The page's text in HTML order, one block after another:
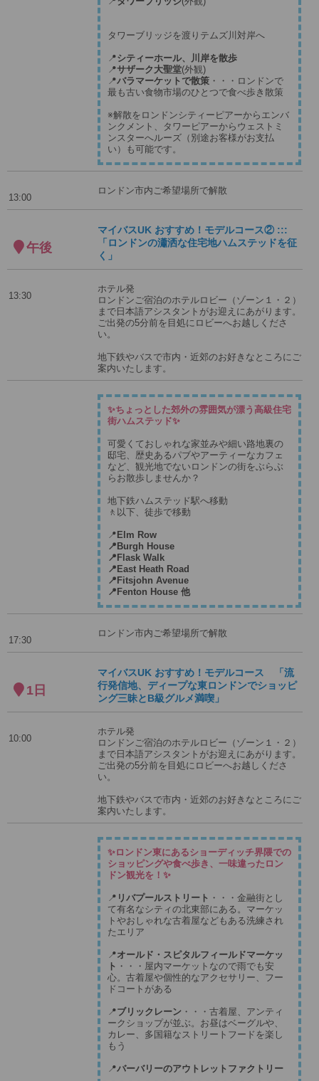
タワーブリッジを渡りテムズ川対岸へ
📍シティーホール、川岸を散歩
📍サザーク大聖堂(外観)
📍バラマーケットで散策 ・・・ロンドンで
最も古い食物市場のひとつで食べ歩き散策
※解散をロンドンシティーピアーからエンバ
ンクメント、タワーピアーからウェストミ
ンスターへルーズ（別途お客様がお支払
い）も可能です。
13:00
ロンドン市内ご希望場所で解散
午後
マイバスUK おすすめ！モデルコース② :::
「ロンドンの瀟洒な住宅地ハムステッドを征
く」
13:30
ホテル発
ロンドンご宿泊のホテルロビー（ゾーン１・２）
まで日本語アシスタントがお迎えにあがります。
ご出発の5分前を目処にロビーへお越しくださ
い。
地下鉄やバスで市内・近郊のお好きなところにご
案内いたします。
✨ちょっとした郊外の雰囲気が漂う高級住宅
街ハムステッド✨
可愛くておしゃれな家並みや細い路地裏の
邸宅、歴史あるパブやアーティーなカフェ
など、観光地でないロンドンの街をぶらぶ
らお散歩しませんか？
地下鉄ハムステッド駅へ移動
🚶以下、徒歩で移動
📍 Elm Row
📍Burgh House
📍Flask Walk
📍East Heath Road
📍Fitsjohn Avenue
📍Fenton House 他
17:30
ロンドン市内ご希望場所で解散
1日
マイバスUK おすすめ！モデルコース 「流
行発信地、ディープな東ロンドンでショッピ
ング三昧とB級グルメ満喫」
10:00
ホテル発
ロンドンご宿泊のホテルロビー（ゾーン１・２）
まで日本語アシスタントがお迎えにあがります。
ご出発の5分前を目処にロビーへお越しくださ
い。
地下鉄やバスで市内・近郊のお好きなところにご
案内いたします。
✨ロンドン東にあるショーディッチ界隈での
ショッピングや食べ歩き、一味違ったロン
ドン観光を！✨
📍 リバプールストリート ・・・金融街とし
て有名なシティの北東部にある。マーケッ
トやおしゃれな古着屋などもある洗練され
たエリア
📍オールド・スピタルフィールドマーケッ
ト ・・・屋内マーケットなので雨でも安
心。古着屋や個性的なアクセサリー、フー
ドコートがある
📍ブリックレーン ・・・古着屋、アンティ
ークショップが並ぶ。お昼はベーグルや、
カレー、多国籍なストリートフードを楽し
もう
📍バーバリーのアウトレットファクトリー